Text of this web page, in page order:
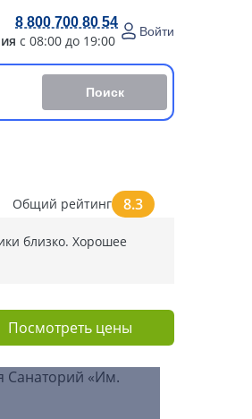
8 800 700 80 54
с 08:00 до 19:00
Войти
Поиск
Общий рейтинг 8.3
близко. Хорошее
Посмотреть цены